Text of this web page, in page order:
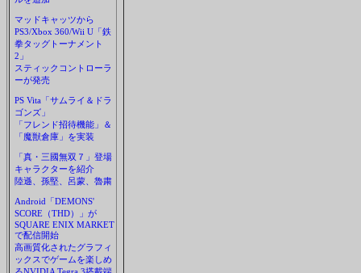
マッドキャッツから
PS3/Xbox 360/Wii U「鉄
拳タッグトーナメント
2」
スティックコントローラ
ーが発売
PS Vita「サムライ＆ドラ
ゴンズ」
「フレンド招待機能」＆
「魔獣倉庫」を実装
「真・三國無双７」登場
キャラクターを紹介
陸遜、孫堅、呂蒙、魯粛
Android「DEMONS'
SCORE（THD）」が
SQUARE ENIX MARKET
で配信開始
高画質化されたグラフィ
ックスでゲームを楽しめ